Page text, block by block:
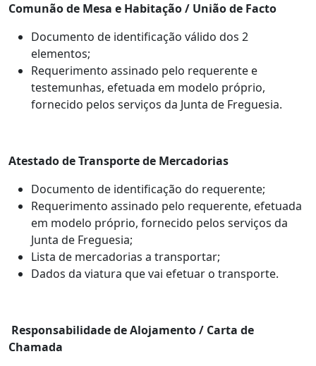
Comunão de Mesa e Habitação / União de Facto
Documento de identificação válido dos 2
elementos;
Requerimento assinado pelo requerente e
testemunhas, efetuada em modelo próprio,
fornecido pelos serviços da Junta de Freguesia.
Atestado de Transporte de Mercadorias
Documento de identificação do requerente;
Requerimento assinado pelo requerente, efetuada
em modelo próprio, fornecido pelos serviços da
Junta de Freguesia;
Lista de mercadorias a transportar;
Dados da viatura que vai efetuar o transporte.
Responsabilidade de Alojamento / Carta de
Chamada